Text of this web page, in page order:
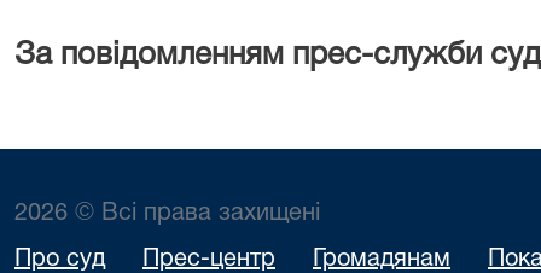
За повідомленням прес-служби
2026 © Всі права захищені
Про суд Прес-центр Громадянам